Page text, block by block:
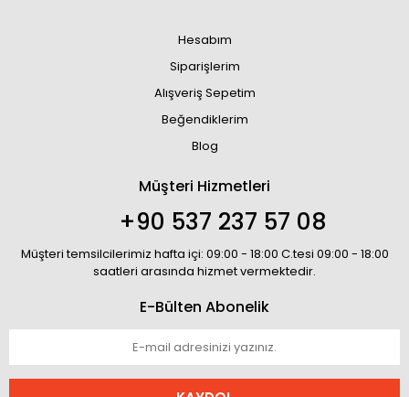
Hesabım
Siparişlerim
Alışveriş Sepetim
Beğendiklerim
Blog
Müşteri Hizmetleri
+90 537 237 57 08
Müşteri temsilcilerimiz hafta içi: 09:00 - 18:00 C.tesi 09:00 - 18:00
saatleri arasında hizmet vermektedir.
E-Bülten Abonelik